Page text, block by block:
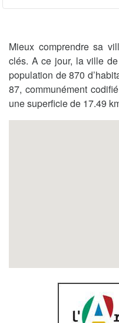
Mieux comprendre sa
clés. A ce jour, la ville
population de 870
87, communément
une superficie de 17.49